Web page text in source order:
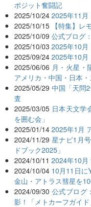
ポジット奮闘記
2025/10/24 2025年11月
2025/10/15 【特集】レ
2025/10/09 公式ブログ
2025/10/03 2025年10月
2025/09/24 2025年10月
2025/06/06 月・火星・
アメリカ・中国・日本
2025/05/29 中国「天問
査
2025/03/05 日本天文
を囲む会」
2025/01/14 2025年1月
2024/11/29 星ナビ1月
ドブック2025」
2024/10/11 2024年10月
2024/10/04 10月11日に
金山・アトラス彗星を
2024/09/30 公式ブログ
影！「メトカーフガイ